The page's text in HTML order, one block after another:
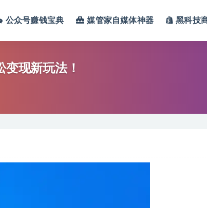
公众号赚钱宝典 媒管家自媒体神器 黑科技
现新玩法！